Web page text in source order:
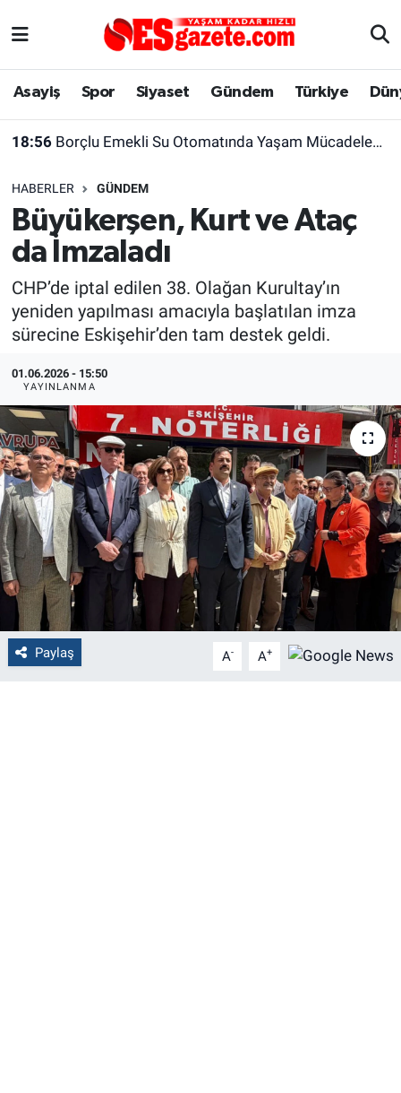
Asayiş Spor Siyaset Gündem Türkiye
18:56 Borçlu Emekli Su Otomatında Yaşam Mücadelesi Veriyor
HABERLER GÜNDEM
Büyükerşen, Kurt ve Ataç
da İmzaladı
CHP’de iptal edilen 38. Olağan Kurultay’ın
yeniden yapılması amacıyla başlatılan imza
sürecine Eskişehir’den tam destek geldi.
01.06.2026 - 15:50
YAYINLANMA
Paylaş A- A+
Asayiş
Gündem
Türkiye
Dünya
Sağlık
Alış-Veriş/İş dünyası
Yaşam
Eskişehirspor Arşivi
Eskişehir Arşivi
Röportaj
Ekonomi
Kültür Sanat
Politika
Bilecik
Kütahya
Gezi
Genel
Çevre
Eskişehir Nöbetçi Eczaneler
Süper Lig Puan Durumu ve Fikstür
Tüm Manşetler
Son Dakika Haberleri
Haber Arşivi